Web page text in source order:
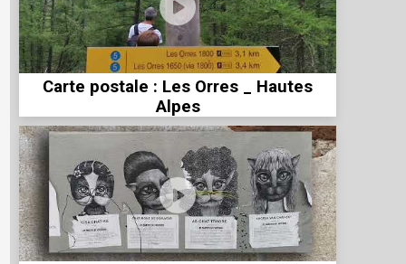
Carte postale : Les Orres _ Hautes
Alpes